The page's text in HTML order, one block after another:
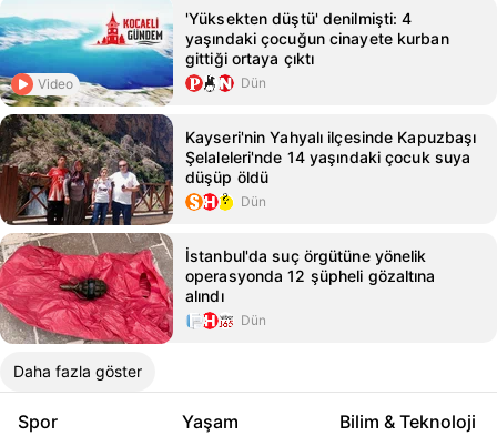
Video
'Yüksekten düştü' denilmişti: 4
yaşındaki çocuğun cinayete kurban
gittiği ortaya çıktı
Dün
Kayseri'nin Yahyalı ilçesinde Kapuzbaşı
Şelaleleri'nde 14 yaşındaki çocuk suya
düşüp öldü
Dün
İstanbul'da suç örgütüne yönelik
operasyonda 12 şüpheli gözaltına
alındı
Dün
Daha fazla göster
Spor Yaşam Bilim & Teknoloji